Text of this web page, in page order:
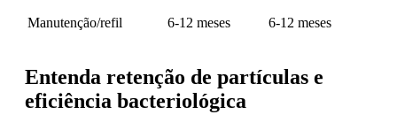
Manutenção/refil 6-12 meses 6-12 meses
Entenda retenção de partículas e
eficiência bacteriológica